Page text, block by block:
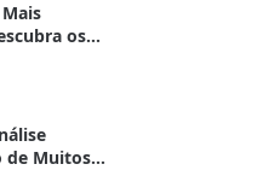
os
de Muitos